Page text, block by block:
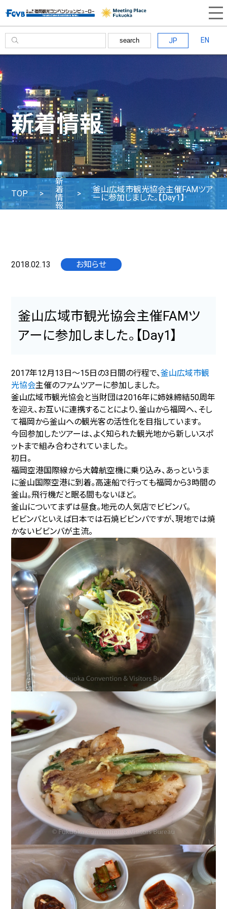
search JP EN
新着情報
TOP
新
着
情
報
釜山広域市観光協会主催FAMツア
ーに参加しました。【Day1】
2018.02.13 お知らせ
釜山広域市観光協会主催FAMツ
アーに参加しました。【Day1】
2017年12月13日～15日の3日間の行程で、釜山広域市観
光協会主催のファムツアーに参加しました。
釜山広域市観光協会と当財団は2016年に姉妹締結50周年
を迎え、お互いに連携することにより、釜山から福岡へ、そし
て福岡から釜山への観光客の活性化を目指しています。
今回参加したツアーは、よく知られた観光地から新しいスポ
ットまで組み合わされていました。
初日。
福岡空港国際線から大韓航空機に乗り込み、あっというま
に釜山国際空港に到着。高速船で行っても福岡から3時間の
釜山。飛行機だと眠る間もないほど。
釜山についてまずは昼食。地元の人気店でビビンバ。
ビビンバといえば日本では石焼ビビンバですが、現地では焼
かないビビンバが主流。